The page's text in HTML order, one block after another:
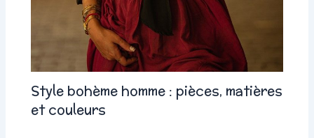
Style bohème homme : pièces, matières
et couleurs